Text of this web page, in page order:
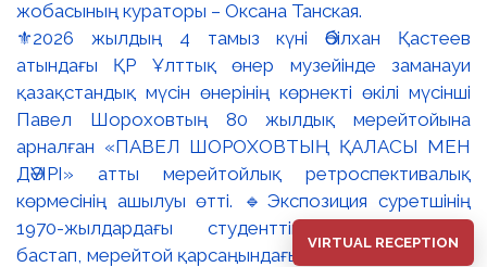
⚜️2026 жылдың 4 тамыз күні Әбілхан Қастеев
атындағы ҚР Ұлттық өнер музейінде заманауи
қазақстандық мүсін өнерінің көрнекті өкілі мүсінші
Павел Шороховтың 80 жылдық мерейтойына
арналған «ПАВЕЛ ШОРОХОВТЫҢ ҚАЛАСЫ МЕН
ДӘУІРІ» атты мерейтойлық ретроспективалық
көрмесінің ашылуы өтті. 🔹Экспозиция суретшінің
1970-жылдардағы студенттік туындыларынан
бастап, мерейтой қарсаңындағы соңғы еңбектеріне
VIRTUAL RECEPTION